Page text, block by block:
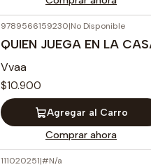
9789566159230|No Disponible
QUIEN JUEGA EN LA
Vvaa
$10.900
Agregar al Carro
Comprar ahora
111020251|#N/a